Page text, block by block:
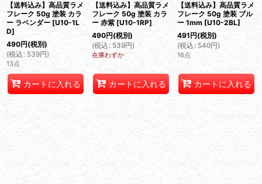
【送料込み】高品質ラメ
フレーク 50g 塗装 カラ
ー ラベンダー [U10-1L
D]
490円(税別)
(税込 : 539円)
13点
カートに入れる
【送料込み】高品質ラメ
フレーク 50g 塗装 カラ
ー 赤紫 [U10-1RP]
490円(税別)
(税込 : 539円)
在庫わずか
カートに入れる
【送料込み】高品質ラメ
フレーク 50g 塗装 ブル
ー 1mm [U10-2BL]
491円(税別)
(税込 : 540円)
16点
カートに入れる